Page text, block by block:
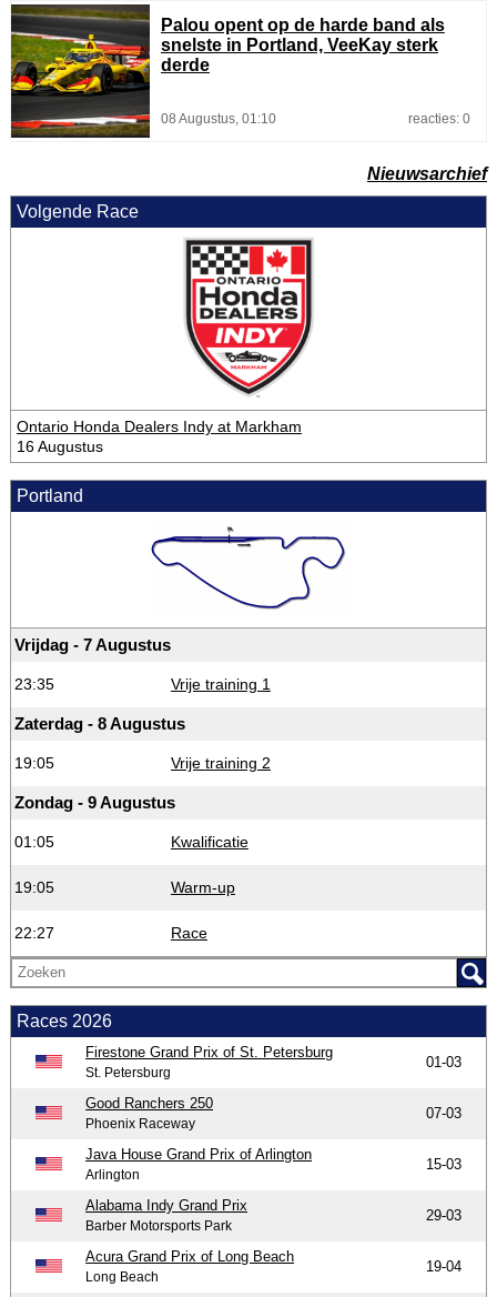
Palou opent op de harde band als
snelste in Portland, VeeKay sterk
derde
08 Augustus, 01:10 reacties: 0
Nieuwsarchief
Volgende Race
Ontario Honda Dealers Indy at Markham
16 Augustus
Portland
Vrijdag - 7 Augustus
23:35 Vrije training 1
Zaterdag - 8 Augustus
19:05 Vrije training 2
Zondag - 9 Augustus
01:05 Kwalificatie
19:05 Warm-up
22:27 Race
Races 2026
Firestone Grand Prix of St. Petersburg
St. Petersburg
01-03
Good Ranchers 250
Phoenix Raceway
07-03
Java House Grand Prix of Arlington
Arlington
15-03
Alabama Indy Grand Prix
Barber Motorsports Park
29-03
Acura Grand Prix of Long Beach
Long Beach
19-04